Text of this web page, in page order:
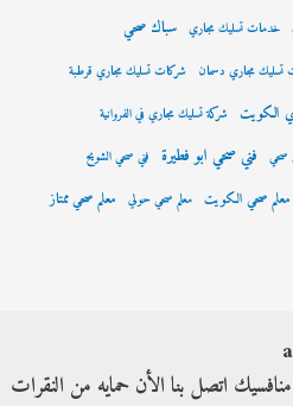
خدمات تسليك مجاري سباك صحي
تسليك مجاري دسمان شركات تسليك مجاري قرطبة
الكويت شركة تسليك مجاري في الفروانية
صحي فني صحي ابو فطيرة فني صحي الشويح
معلم صحي الكويت معلم صحي حولي معلم صحي ممتاز
اتصل بنا الأن حمايه من النقرات